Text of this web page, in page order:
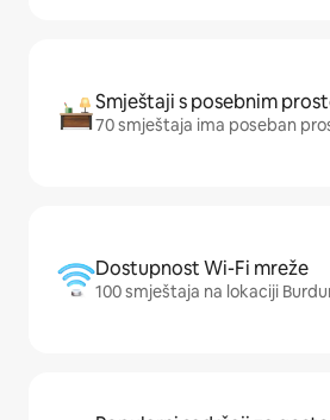
Smještaji s posebnim
70 smještaja ima poseban
Dostupnost Wi-Fi mreže
100 smještaja na lokaciji